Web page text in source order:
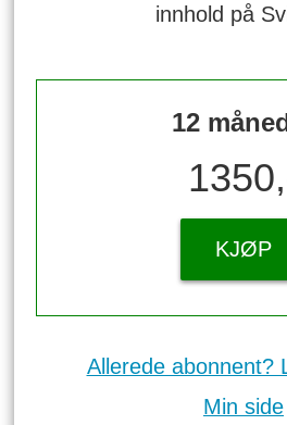
innhold på
12
KJØP
Allerede abonnent?
Min side